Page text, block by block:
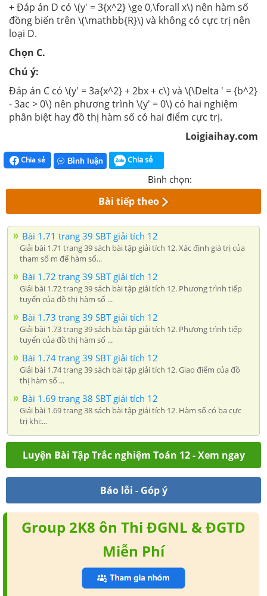
+ Đáp án D có \(y' = 3{x^2} \ge 0,\forall x\) nên hàm số
đồng biến trên \(\mathbb{R}\) và không có cực trị nên
loại D.
Chọn C.
Chú ý:
Đáp án C có \(y' = 3a{x^2} + 2bx + c\) và \(\Delta ' = {b^2}
- 3ac > 0\) nên phương trình \(y' = 0\) có hai nghiệm
phân biệt hay đồ thị hàm số có hai điểm cực trị.
Loigiaihay.com
Chia sẻ Bình luận Chia sẻ
Bình chọn:
Bài tiếp theo
Bài 1.71 trang 39 SBT giải tích 12
Giải bài 1.71 trang 39 sách bài tập giải tích 12. Xác định giá trị của
tham số m để hàm số...
Bài 1.72 trang 39 SBT giải tích 12
Giải bài 1.72 trang 39 sách bài tập giải tích 12. Phương trình tiếp
tuyến của đồ thị hàm số ...
Bài 1.73 trang 39 SBT giải tích 12
Giải bài 1.73 trang 39 sách bài tập giải tích 12. Phương trình tiếp
tuyến của đồ thị hàm số ...
Bài 1.74 trang 39 SBT giải tích 12
Giải bài 1.74 trang 39 sách bài tập giải tích 12. Giao điểm của đồ
thị hàm số ...
Bài 1.69 trang 38 SBT giải tích 12
Giải bài 1.69 trang 38 sách bài tập giải tích 12. Hàm số có ba cực
trị khi:...
Luyện Bài Tập Trắc nghiệm Toán 12 - Xem ngay
Báo lỗi - Góp ý
Group 2K8 ôn Thi ĐGNL & ĐGTD
Miễn Phí